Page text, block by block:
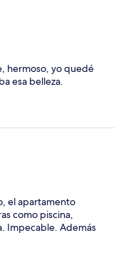
hermoso, yo quedé
esa belleza.
el apartamento
como piscina,
Impecable. Además